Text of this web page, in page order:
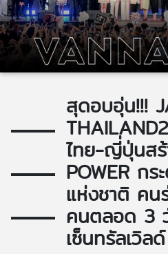
สุดอบอุ่น!!!
ไทย-ญี่ปุ่นสร้
POWER กร
แห่งชาติ ค
คนตลอด 3
เซ็นทรัลเวิลด์